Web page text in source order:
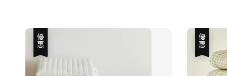
優惠 優惠